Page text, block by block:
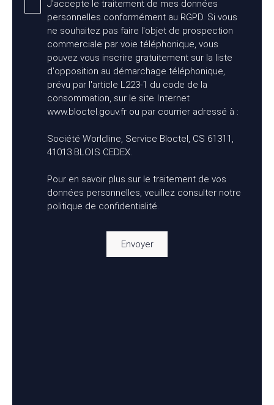
J'accepte le traitement de mes données
personnelles conformément au RGPD. Si vous
ne souhaitez pas faire l'objet de prospection
commerciale par voie téléphonique, vous
pouvez vous inscrire gratuitement sur la liste
d'opposition au démarchage téléphonique,
prévu par l'article L223-1 du code de la
consommation, sur le site Internet
www.bloctel.gouv.fr ou par courrier adressé à :
Société Worldline, Service Bloctel, CS 61311,
41013 BLOIS CEDEX.
Pour en savoir plus sur le traitement de vos
données personnelles, veuillez consulter notre
politique de confidentialité.
Envoyer